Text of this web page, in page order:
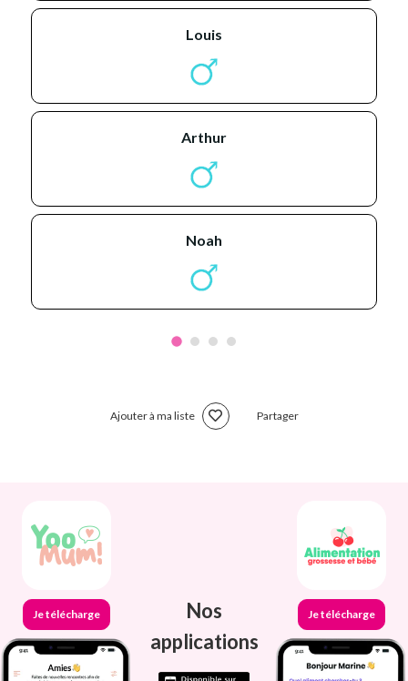
louis
arthur
noah
Ajouter à ma liste Partager
Je télécharge
Nos
applications
Je télécharge